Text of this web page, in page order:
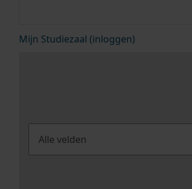
Mijn Studiezaal (inloggen)